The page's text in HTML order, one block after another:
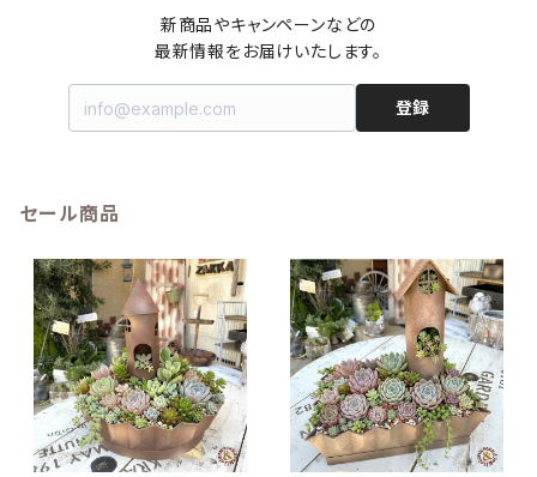
新商品やキャンペーンなどの
最新情報をお届けいたします。
登録
セール商品